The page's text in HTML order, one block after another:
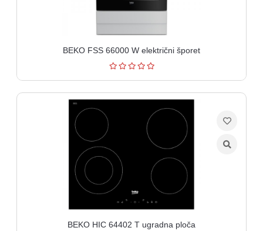
BEKO FSS 66000 W električni šporet
BEKO HIC 64402 T ugradna ploča